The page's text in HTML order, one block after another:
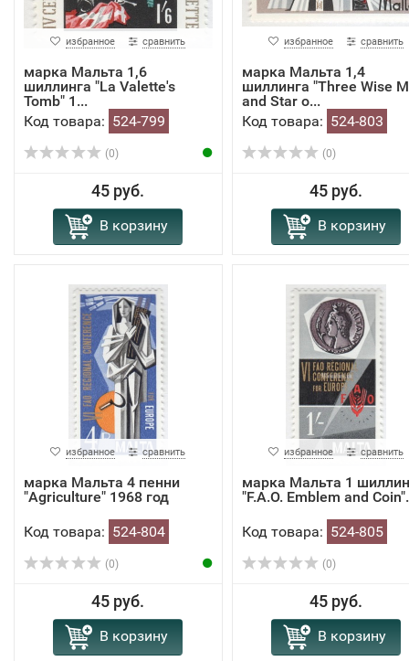
избранное сравнить
марка Мальта 1,6
шиллинга "La Valette's
Tomb" 1...
Код товара: 524-799
(0)
45 руб.
В корзину
избранное сравнить
марка Мальта 1,4
шиллинга "Three Wise
and Star o...
Код товара: 524-803
(0)
45 руб.
В корзину
избранное сравнить
марка Мальта 4 пенни
"Agriculture" 1968 год
Код товара: 524-804
(0)
45 руб.
В корзину
избранное сравнить
марка Мальта 1
"F.A.O. Emblem and
Код товара: 524-805
(0)
45 руб.
В корзину